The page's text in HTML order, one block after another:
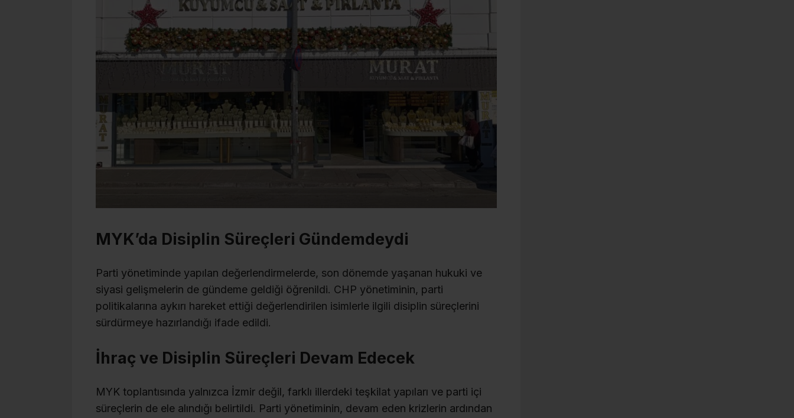
MYK’da Disiplin Süreçleri Gündemdeydi
Parti yönetiminde yapılan değerlendirmelerde, son dönemde yaşanan hukuki ve
siyasi gelişmelerin de gündeme geldiği öğrenildi. CHP yönetiminin, parti
politikalarına aykırı hareket ettiği değerlendirilen isimlerle ilgili disiplin süreçlerini
sürdürmeye hazırlandığı ifade edildi.
İhraç ve Disiplin Süreçleri Devam Edecek
MYK toplantısında yalnızca İzmir değil, farklı illerdeki teşkilat yapıları ve parti içi
süreçlerin de ele alındığı belirtildi. Parti yönetiminin, devam eden krizlerin ardından